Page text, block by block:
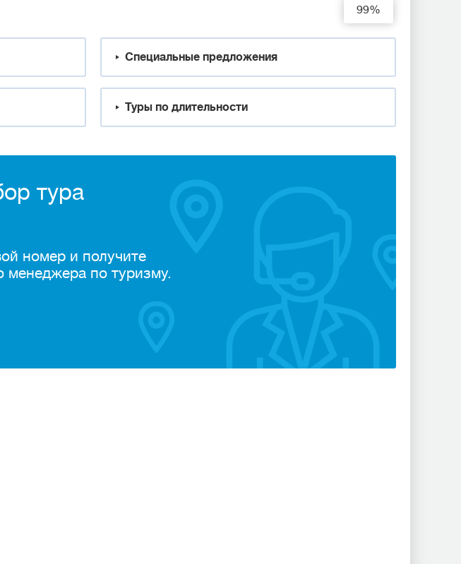
99%
Специальные предложения
Туры по длительности
тура
номер и получите
менеджера по туризму.